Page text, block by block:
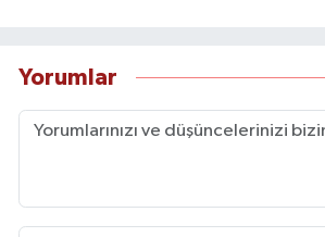
Yorumlar